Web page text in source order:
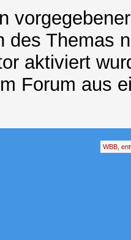
des Themas
aktiviert
Forum aus
WBB,